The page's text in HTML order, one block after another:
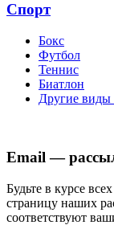
Спорт
Бокс
Футбол
Теннис
Биатлон
Другие виды
Email —
Будьте в курсе
страницу наших
соответствуют